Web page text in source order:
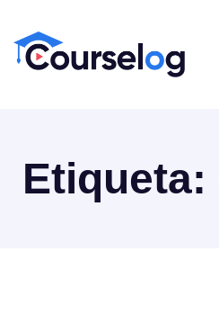
Etiqueta: